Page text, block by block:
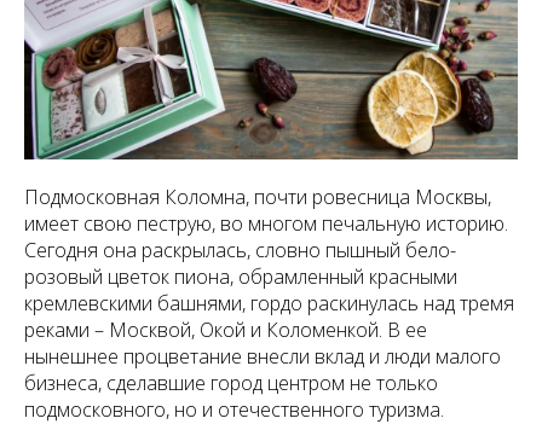
Подмосковная Коломна, почти ровесница Москвы,
имеет свою пеструю, во многом печальную историю.
Сегодня она раскрылась, словно пышный бело-
розовый цветок пиона, обрамленный красными
кремлевскими башнями, гордо раскинулась над тремя
реками – Москвой, Окой и Коломенкой. В ее
нынешнее процветание внесли вклад и люди малого
бизнеса, сделавшие город центром не только
подмосковного, но и отечественного туризма.